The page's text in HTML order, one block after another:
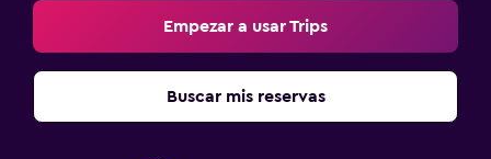
Empezar a usar Trips
Buscar mis reservas